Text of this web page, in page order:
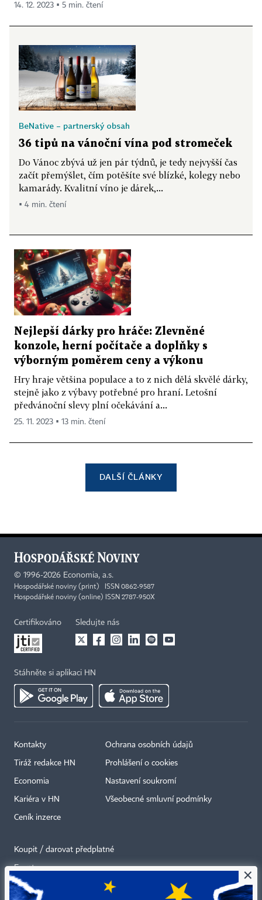
14. 12. 2023 ▪ 5 min. čtení
BeNative – partnerský obsah
36 tipů na vánoční vína pod stromeček
Do Vánoc zbývá už jen pár týdnů, je tedy nejvyšší čas
začít přemýšlet, čím potěšíte své blízké, kolegy nebo
kamarády. Kvalitní víno je dárek,...
▪ 4 min. čtení
Nejlepší dárky pro hráče: Zlevněné
konzole, herní počítače a doplňky s
výborným poměrem ceny a výkonu
Hry hraje většina populace a to z nich dělá skvělé dárky,
stejně jako z výbavy potřebné pro hraní. Letošní
předvánoční slevy plní očekávání a...
25. 11. 2023 ▪ 13 min. čtení
DALŠÍ ČLÁNKY
© 1996-2026 Economia, a.s.
Hospodářské noviny (print) ISSN 0862-9587
Hospodářské noviny (online) ISSN 2787-950X
Certifikováno Sledujte nás
Stáhněte si aplikaci HN
Kontakty
Tiráž redakce HN
Economia
Kariéra v HN
Ceník inzerce
Ochrana osobních údajů
Prohlášení o cookies
Nastavení soukromí
Všeobecné smluvní podmínky
Koupit / darovat předplatné
Eventy
Newslettery
×